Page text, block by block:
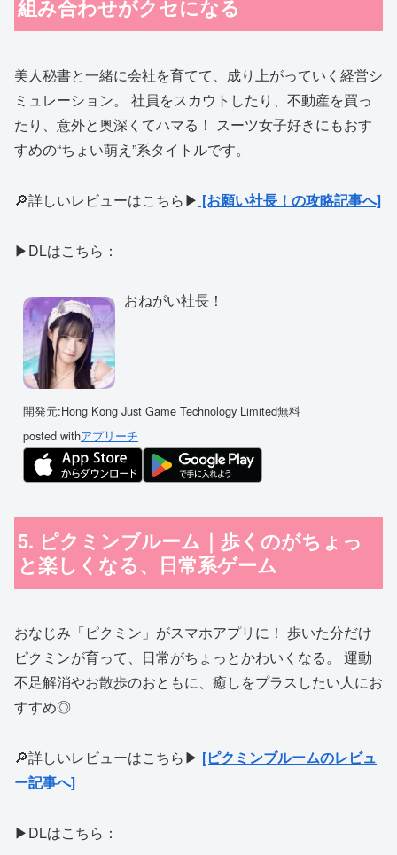
組み合わせがクセになる
美人秘書と一緒に会社を育てて、成り上がっていく経営シ
ミュレーション。 社員をスカウトしたり、不動産を買っ
たり、意外と奥深くてハマる！ スーツ女子好きにもおす
すめの“ちょい萌え”系タイトルです。
🔎詳しいレビューはこちら▶ [お願い社長！の攻略記事へ]
▶DLはこちら：
おねがい社長！
開発元:Hong Kong Just Game Technology Limited無料
posted withアプリーチ
5. ピクミンブルーム｜歩くのがちょっ
と楽しくなる、日常系ゲーム
おなじみ「ピクミン」がスマホアプリに！ 歩いた分だけ
ピクミンが育って、日常がちょっとかわいくなる。 運動
不足解消やお散歩のおともに、癒しをプラスしたい人にお
すすめ◎
🔎詳しいレビューはこちら▶ [ピクミンブルームのレビュ
ー記事へ]
▶DLはこちら：